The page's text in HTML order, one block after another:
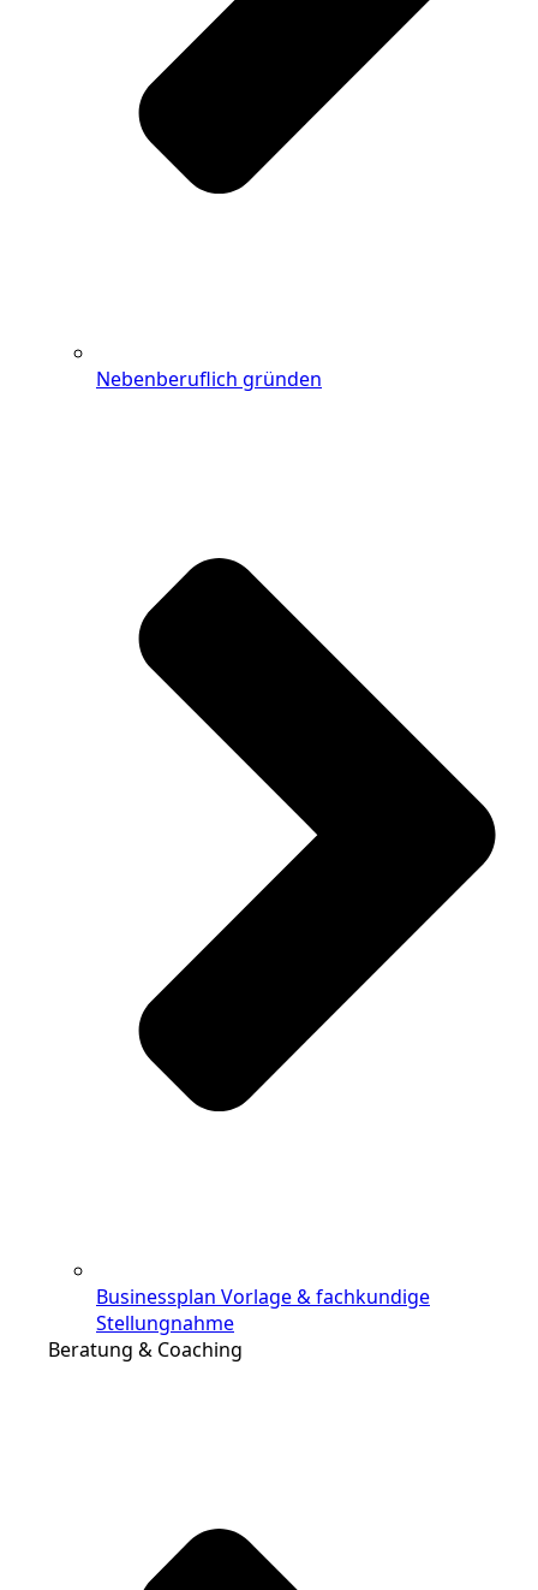
Nebenberuflich gründen
Businessplan Vorlage & fachkundige
Stellungnahme
Beratung & Coaching